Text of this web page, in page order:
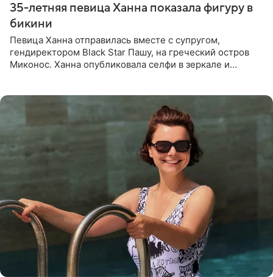
35-летняя певица Ханна показала фигуру в
бикини
Певица Ханна отправилась вместе с супругом,
гендиректором Black Star Пашу, на греческий остров
Миконос. Ханна опубликовала селфи в зеркале и